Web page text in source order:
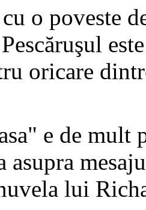
o poveste
oricare
e de mult
asupra
lui